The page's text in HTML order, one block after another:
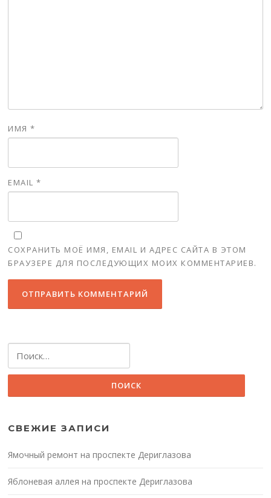
ИМЯ*
EMAIL*
СОХРАНИТЬ МОЁ ИМЯ, EMAIL И АДРЕС САЙТА В ЭТОМ
БРАУЗЕРЕ ДЛЯ ПОСЛЕДУЮЩИХ МОИХ КОММЕНТАРИЕВ.
СВЕЖИЕ ЗАПИСИ
Ямочный ремонт на проспекте Дериглазова
Яблоневая аллея на проспекте Дериглазова